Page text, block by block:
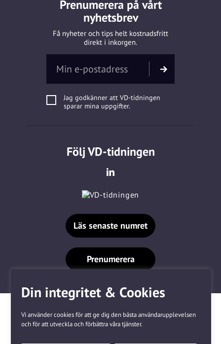
Din integritet & Cookies
Vi använder cookies för att ge dig den bästa användarupplevelsen
och för att utveckla och förbättra våra tjänster.
Prenumerera på vårt
nyhetsbrev
Få nyheter och tips helt kostnadsfritt
direkt i inkorgen.
Jag godkänner att VD-tidningen
sparar mina uppgifter.
Följ VD-tidningen
Läs senaste numret
Prenumerera